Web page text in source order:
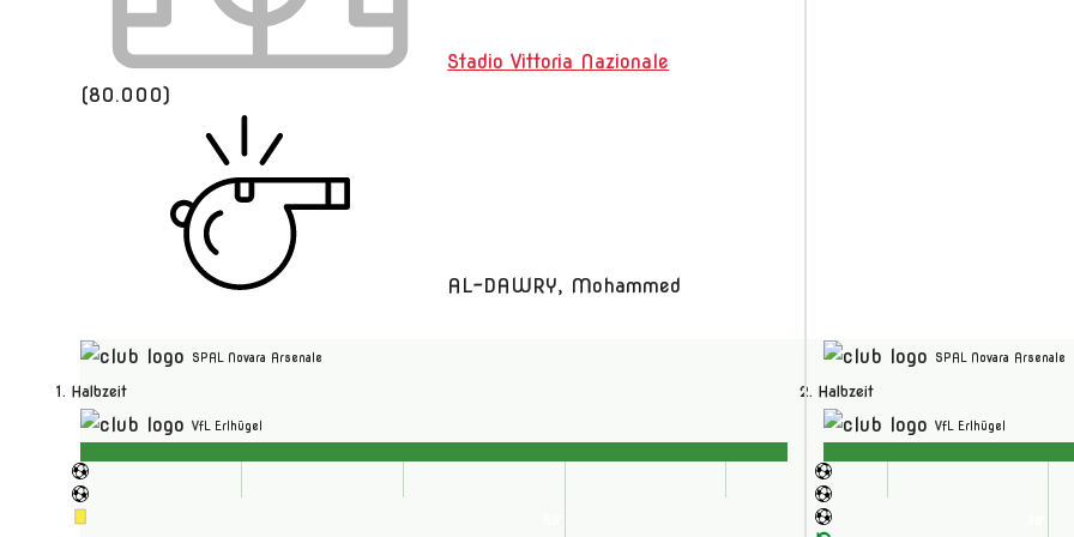
Stadio Vittoria Nazionale
(80.000)
AL-DAWRY, Mohammed
SPAL Novara Arsenale
1. Halbzeit
VfL Erlhügel
SPAL Novara Arsenale
2. Halbzeit
VfL Erlhügel